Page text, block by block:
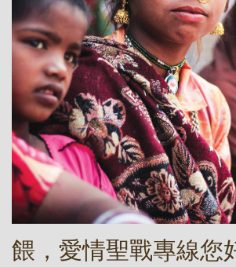
餵，愛情聖戰專線您